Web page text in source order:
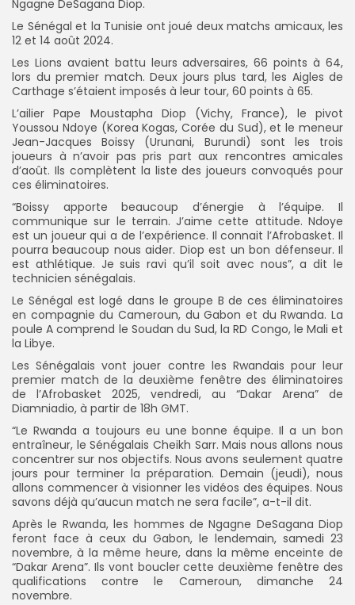
Ngagne DeSagana Diop.
Le Sénégal et la Tunisie ont joué deux matchs amicaux, les
12 et 14 août 2024.
Les Lions avaient battu leurs adversaires, 66 points à 64,
lors du premier match. Deux jours plus tard, les Aigles de
Carthage s’étaient imposés à leur tour, 60 points à 65.
L’ailier Pape Moustapha Diop (Vichy, France), le pivot
Youssou Ndoye (Korea Kogas, Corée du Sud), et le meneur
Jean-Jacques Boissy (Urunani, Burundi) sont les trois
joueurs à n’avoir pas pris part aux rencontres amicales
d’août. Ils complètent la liste des joueurs convoqués pour
ces éliminatoires.
“Boissy apporte beaucoup d’énergie à l’équipe. Il
communique sur le terrain. J’aime cette attitude. Ndoye
est un joueur qui a de l’expérience. Il connait l’Afrobasket. Il
pourra beaucoup nous aider. Diop est un bon défenseur. Il
est athlétique. Je suis ravi qu’il soit avec nous”, a dit le
technicien sénégalais.
Le Sénégal est logé dans le groupe B de ces éliminatoires
en compagnie du Cameroun, du Gabon et du Rwanda. La
poule A comprend le Soudan du Sud, la RD Congo, le Mali et
la Libye.
Les Sénégalais vont jouer contre les Rwandais pour leur
premier match de la deuxième fenêtre des éliminatoires
de l’Afrobasket 2025, vendredi, au “Dakar Arena” de
Diamniadio, à partir de 18h GMT.
“Le Rwanda a toujours eu une bonne équipe. Il a un bon
entraîneur, le Sénégalais Cheikh Sarr. Mais nous allons nous
concentrer sur nos objectifs. Nous avons seulement quatre
jours pour terminer la préparation. Demain (jeudi), nous
allons commencer à visionner les vidéos des équipes. Nous
savons déjà qu’aucun match ne sera facile”, a-t-il dit.
Après le Rwanda, les hommes de Ngagne DeSagana Diop
feront face à ceux du Gabon, le lendemain, samedi 23
novembre, à la même heure, dans la même enceinte de
“Dakar Arena”. Ils vont boucler cette deuxième fenêtre des
qualifications contre le Cameroun, dimanche 24
novembre.